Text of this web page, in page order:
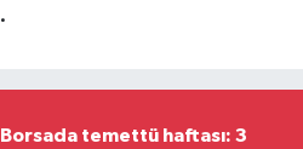
Borsada temettü haftası: 3